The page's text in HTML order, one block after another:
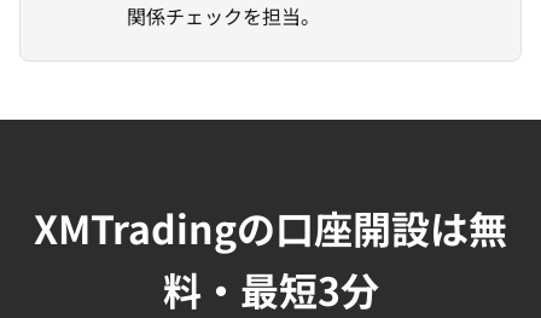
関係チェックを担当。
XMTradingの口座開設は無
料・最短3分